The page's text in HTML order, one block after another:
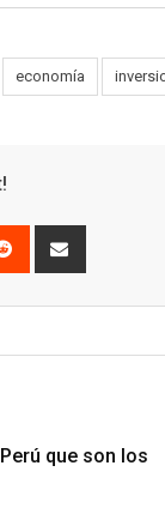
economía
Reddit
via
que son los